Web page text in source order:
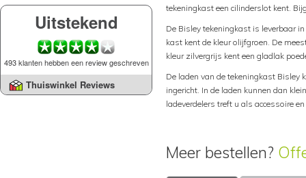
Uitstekend
493 klanten hebben een review geschreven
Thuiswinkel Reviews
tekeningkast een cilinderslot kent.
De Bisley tekeningkast is leverbaar
kast kent de kleur olijfgroen. De
kleur zilvergrijs kent een gladlak
De laden van de tekeningkast Bisley
ingericht. In de laden kunnen dan
ladeverdelers treft u als accessoire
Meer bestellen?